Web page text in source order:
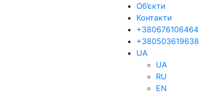
Об’єкти
Контакти
+380676106464
+380503619638